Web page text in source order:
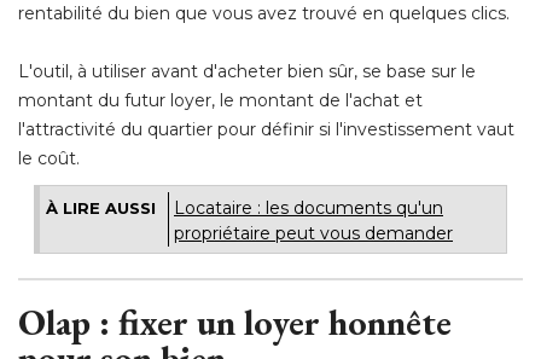
rentabilité du bien que vous avez trouvé en quelques clics.
L'outil, à utiliser avant d'acheter bien sûr, se base sur le
montant du futur loyer, le montant de l'achat et
l'attractivité du quartier pour définir si l'investissement vaut
le coût.
À LIRE AUSSI
Locataire : les documents qu'un
propriétaire peut vous demander
Olap : fixer un loyer honnête